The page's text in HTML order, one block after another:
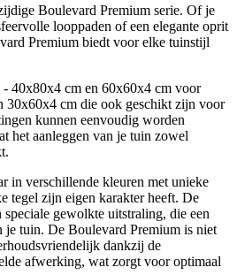
Boulevard Premium serie. Of je
looppaden of een elegante oprit
Premium biedt voor elke tuinstijl
- 40x80x4 cm en 60x60x4 cm voor
30x60x4 cm die ook geschikt zijn voor
kunnen eenvoudig worden
het aanleggen van je tuin zowel
in verschillende kleuren met unieke
tegel zijn eigen karakter heeft. De
speciale gewolkte uitstraling, die een
je tuin. De Boulevard Premium is niet
dankzij de
afwerking, wat zorgt voor optimaal